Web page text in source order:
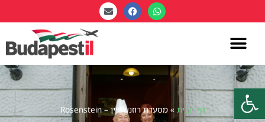
פתח סרגל נגישות
דף הבית »מסעדת רוזנשטיין – Rosenstein